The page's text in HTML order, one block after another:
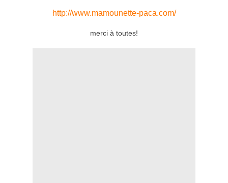
http://www.mamounette-paca.com/
merci à toutes!